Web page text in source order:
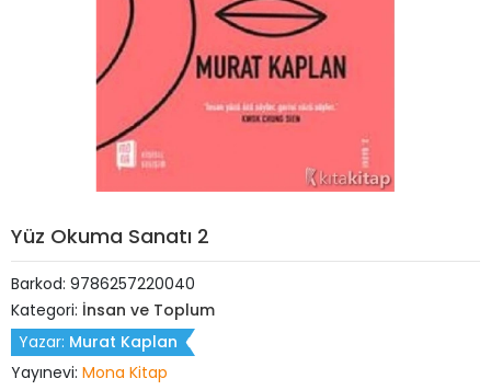
Yüz Okuma Sanatı 2
Barkod: 9786257220040
Kategori: İnsan ve Toplum
Yazar: Murat Kaplan
Yayınevi: Mona Kitap